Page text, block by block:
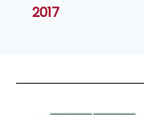
2017